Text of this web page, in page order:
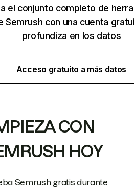
el conjunto completo de
Semrush con una cuenta
profundiza en los datos
Acceso gratuito a más datos
CON
HOY
Semrush gratis durante